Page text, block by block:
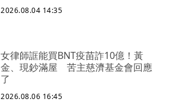
2026.08.04 14:35
女律師誆能買BNT疫苗詐10億！黃
金、現鈔滿屋 苦主慈濟基金會回應
了
2026.08.06 16:45